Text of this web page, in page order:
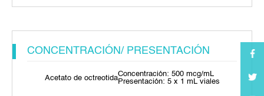
CONCENTRACIÓN/ PRESENTACIÓN
Acetato de octreotidaConcentración: 500 mcg/mL
Presentación: 5 x 1 mL viales